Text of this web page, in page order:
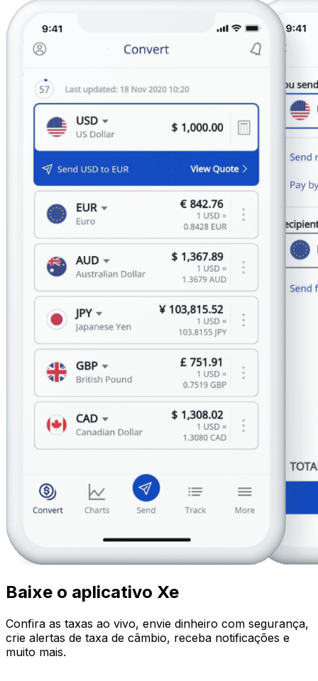
Baixe o aplicativo Xe
Confira as taxas ao vivo, envie dinheiro com segurança,
crie alertas de taxa de câmbio, receba notificações e
muito mais.